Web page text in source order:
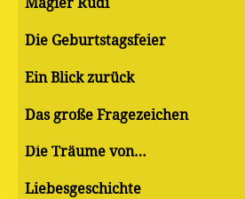
Die Geburtstagsfeier
Ein Blick zurück
Das große Fragezeichen
Die Träume von…
Liebesgeschichte